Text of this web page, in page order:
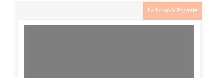
Exclusion & Pauvreté